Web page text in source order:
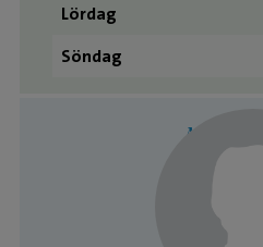
Lördag
Söndag